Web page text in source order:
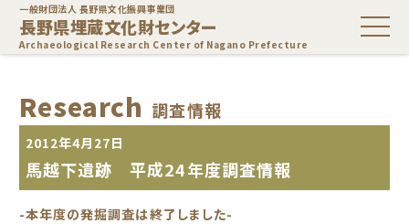
一般財団法人 長野県文化振興事業団
長野県埋蔵文化財センター
Archaeological Research Center of Nagano Prefecture
Research 調査情報
2012年4月27日
馬越下遺跡 平成24年度調査情報
-本年度の発掘調査は終了しました-